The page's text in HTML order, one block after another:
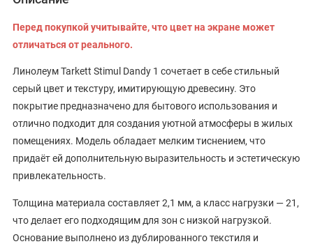
Перед покупкой учитывайте, что цвет на экране может
отличаться от реального.
Линолеум Tarkett Stimul Dandy 1 сочетает в себе стильный
серый цвет и текстуру, имитирующую древесину. Это
покрытие предназначено для бытового использования и
отлично подходит для создания уютной атмосферы в жилых
помещениях. Модель обладает мелким тиснением, что
придаёт ей дополнительную выразительность и эстетическую
привлекательность.
Толщина материала составляет 2,1 мм, а класс нагрузки — 21,
что делает его подходящим для зон с низкой нагрузкой.
Основание выполнено из дублированного текстиля и